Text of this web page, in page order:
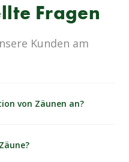
Fragen
Kunden am
von Zäunen an?